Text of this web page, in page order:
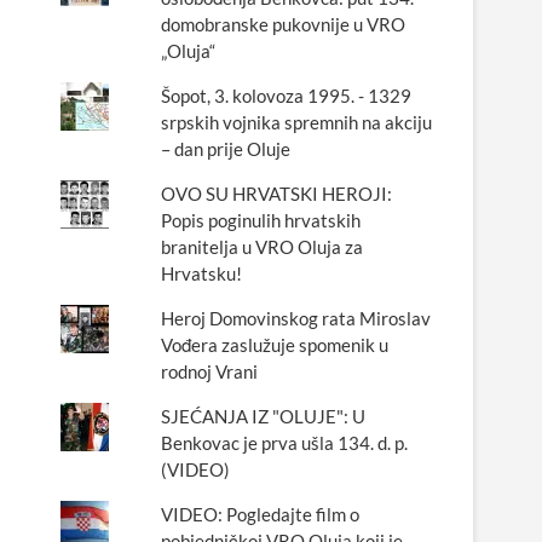
domobranske pukovnije u VRO
„Oluja“
Šopot, 3. kolovoza 1995. - 1329
srpskih vojnika spremnih na akciju
– dan prije Oluje
OVO SU HRVATSKI HEROJI:
Popis poginulih hrvatskih
branitelja u VRO Oluja za
Hrvatsku!
Heroj Domovinskog rata Miroslav
Vođera zaslužuje spomenik u
rodnoj Vrani
SJEĆANJA IZ "OLUJE": U
Benkovac je prva ušla 134. d. p.
(VIDEO)
VIDEO: Pogledajte film o